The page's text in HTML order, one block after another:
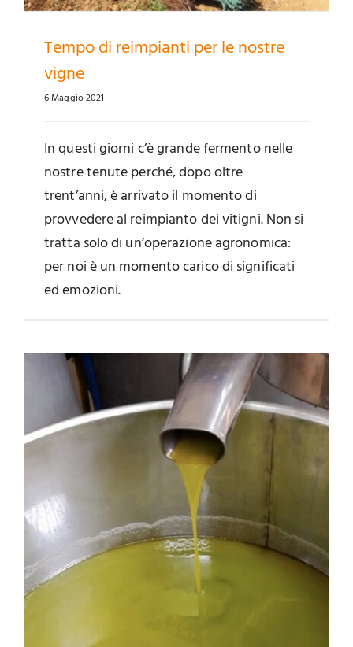
Tempo di reimpianti per le nostre
vigne
6 Maggio 2021
In questi giorni c’è grande fermento nelle
nostre tenute perché, dopo oltre
trent’anni, è arrivato il momento di
provvedere al reimpianto dei vitigni. Non si
tratta solo di un’operazione agronomica:
per noi è un momento carico di significati
ed emozioni.